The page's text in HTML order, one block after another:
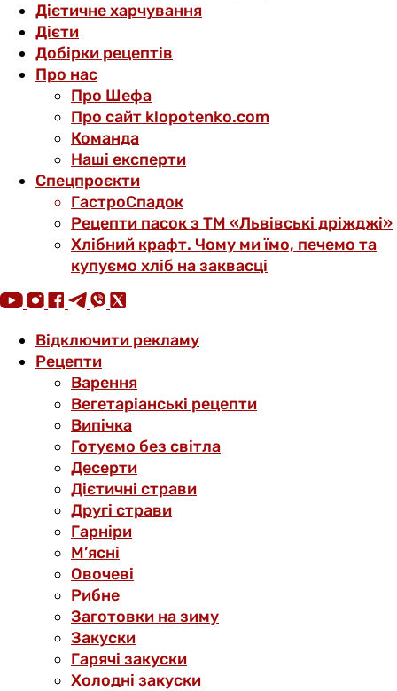
Дієтичне харчування
Дієти
Добірки рецептів
Про нас
Про Шефа
Про сайт klopotenko.com
Команда
Наші експерти
Спецпроєкти
ГастроСпадок
Рецепти пасок з ТМ «Львівські дріжджі»
Хлібний крафт. Чому ми їмо, печемо та
купуємо хліб на заквасці
Відключити рекламу
Рецепти
Варення
Вегетаріанські рецепти
Випічка
Готуємо без світла
Десерти
Дієтичні страви
Другі страви
Гарніри
М’ясні
Овочеві
Рибне
Заготовки на зиму
Закуски
Гарячі закуски
Холодні закуски